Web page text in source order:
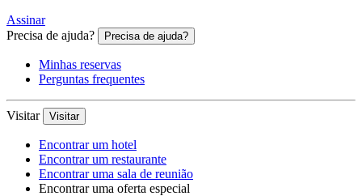
Assinar
Precisa de ajuda?
Precisa de ajuda?
Minhas reservas
Perguntas frequentes
Visitar Visitar
Encontrar um hotel
Encontrar um restaurante
Encontrar uma sala de reunião
Encontrar uma oferta especial